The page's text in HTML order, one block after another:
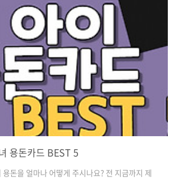
용돈카드 BEST 5
돈을 얼마나 어떻게 주시나요? 전 지금까지 제